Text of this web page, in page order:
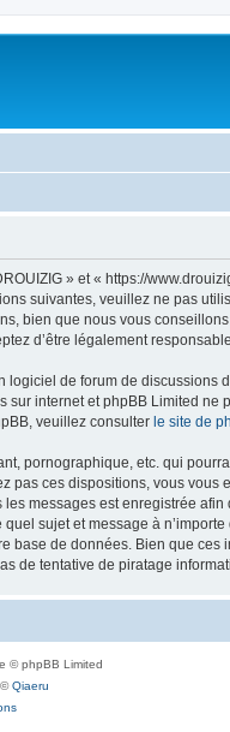
» et « https://
suivantes, veuillez ne pas
bien que nous vous
d’être légalement
logiciel de forum de discussions
internet et phpBB Limited ne
veuillez consulter le site de
pornographique, etc. qui
ces dispositions, vous
messages est enregistrée
sujet et message à
de données. Bien que
de tentative de piratage
© phpBB Limited
©Qiaeru